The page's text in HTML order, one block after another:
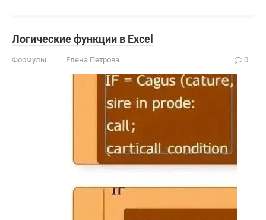
Логические функции в Excel
Формулы Елена Петрова 0